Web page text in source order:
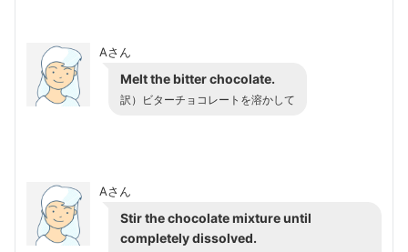
Aさん
Melt the bitter chocolate.
訳） ビターチョコレートを溶かして
Aさん
Stir the chocolate mixture until
completely dissolved.